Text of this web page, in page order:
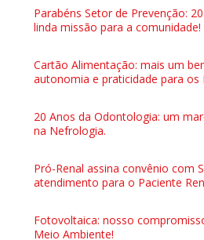
Parabéns Setor de Prevenção:
linda missão para a comunidade!
Cartão Alimentação: mais um
autonomia e praticidade para os
20 Anos da Odontologia: um
na Nefrologia.
Pró-Renal assina convênio com
atendimento para o Paciente
Fotovoltaica: nosso
Meio Ambiente!